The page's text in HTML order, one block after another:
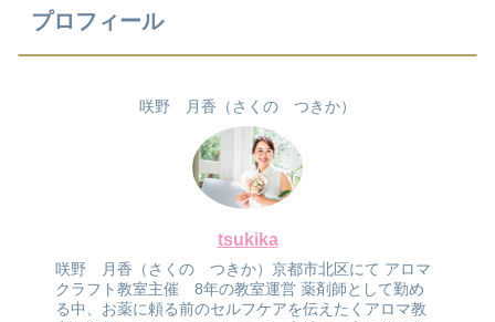
プロフィール
咲野 月香（さくの つきか）
tsukika
咲野 月香（さくの つきか）京都市北区にて アロマ
クラフト教室主催 8年の教室運営 薬剤師として勤め
る中、お薬に頼る前のセルフケアを伝えたくアロマ教